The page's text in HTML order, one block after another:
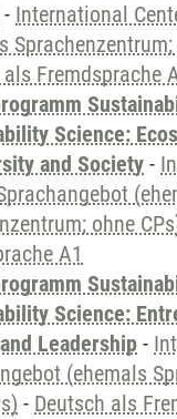
- International
Fremdsprache
Science:
and Society -
ohne
A1
Science:
Leadership -
(ehemals
- Deutsch als